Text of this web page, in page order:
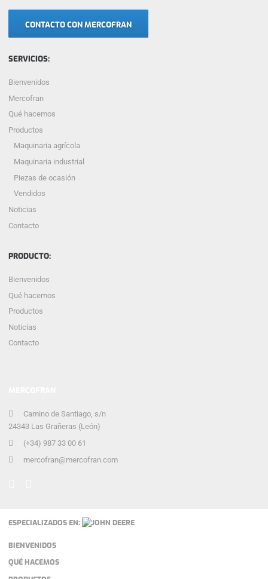
Camino de Santiago, s/n
24343 Las Grañeras (León)
(+34) 987 33 00 61
mercofran@mercofran.com
CONTACTO CON MERCOFRAN
SERVICIOS:
Bienvenidos
Mercofran
Qué hacemos
Productos
Maquinaria agrícola
Maquinaria industrial
Piezas de ocasión
Vendidos
Noticias
Contacto
PRODUCTO:
Bienvenidos
Qué hacemos
Productos
Noticias
Contacto
ESPECIALIZADOS EN:
BIENVENIDOS
QUÉ HACEMOS